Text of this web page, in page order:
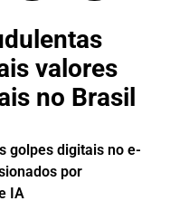
valores
no Brasil
golpes digitais no e-
por
IA